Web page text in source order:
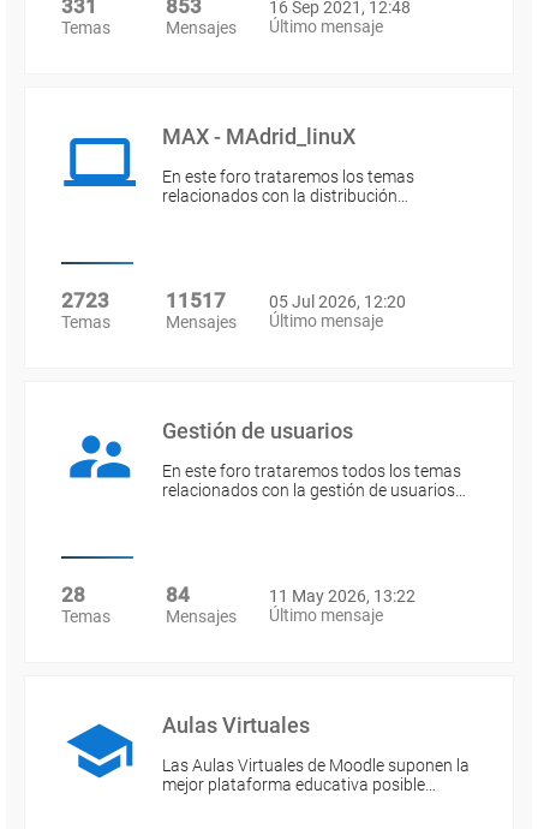
331
Temas
853
Mensajes
16 Sep 2021, 12:48
Último mensaje
MAX - MAdrid_linuX
En este foro trataremos los temas
relacionados con la distribución…
2723
Temas
11517
Mensajes
05 Jul 2026, 12:20
Último mensaje
Gestión de usuarios
En este foro trataremos todos los temas
relacionados con la gestión de usuarios…
28
Temas
84
Mensajes
11 May 2026, 13:22
Último mensaje
Aulas Virtuales
Las Aulas Virtuales de Moodle suponen la
mejor plataforma educativa posible…